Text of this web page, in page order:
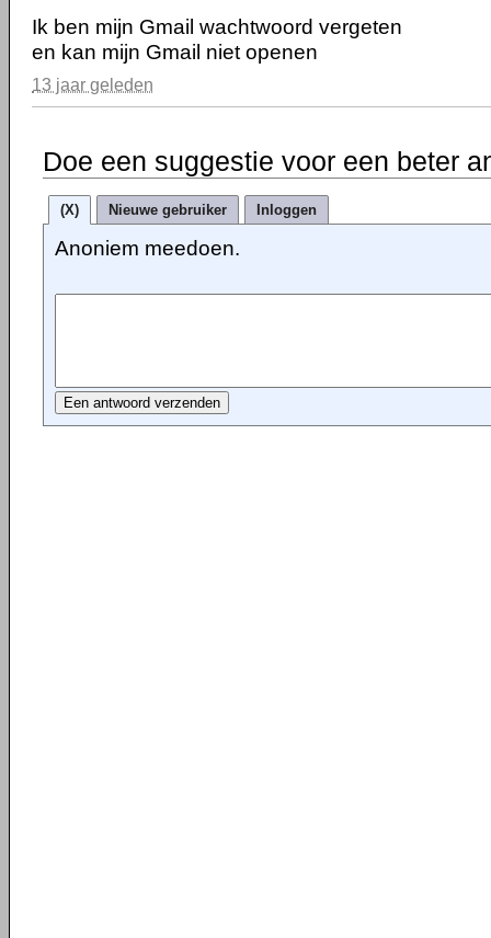
Ik ben mijn Gmail wachtwoord vergeten
en kan mijn Gmail niet openen
13 jaar geleden
Doe een suggestie voor een beter
(X) Nieuwe gebruiker Inloggen
Anoniem meedoen.